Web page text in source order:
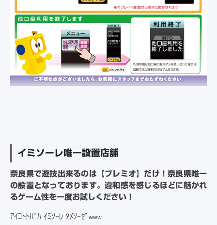
イミソーレ唯一設置店舗
奈良県で遊技出来るのは【プレミオ】だけ！奈良県唯一
の設置となっております。違和感を感じるほどに魅かれ
るゲーム性を一度お試しください！
ｱｲｺﾄﾄﾊﾞﾊ ｲﾐｿｰﾚ ﾀﾒｿｰｾﾞ www